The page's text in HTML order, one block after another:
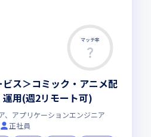
マッチ率
ス＞コミック・アニメ配
用(週2リモート可)
、アプリケーションエンジニア
正社員